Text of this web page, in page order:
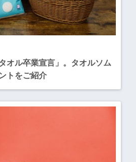
オル卒業宣言」。タオルソム
トをご紹介